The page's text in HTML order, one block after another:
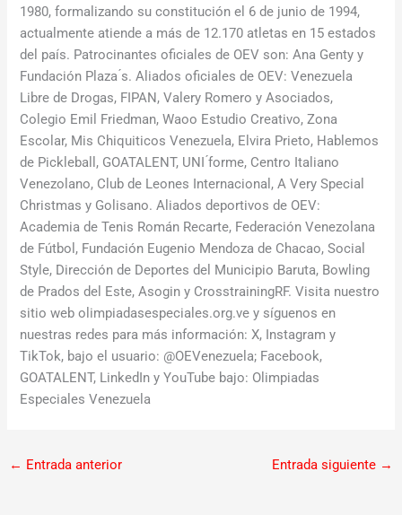
1980, formalizando su constitución el 6 de junio de 1994,
actualmente atiende a más de 12.170 atletas en 15 estados
del país. Patrocinantes oficiales de OEV son: Ana Genty y
Fundación Plaza ́s. Aliados oficiales de OEV: Venezuela
Libre de Drogas, FIPAN, Valery Romero y Asociados,
Colegio Emil Friedman, Waoo Estudio Creativo, Zona
Escolar, Mis Chiquiticos Venezuela, Elvira Prieto, Hablemos
de Pickleball, GOATALENT, UNI ́forme, Centro Italiano
Venezolano, Club de Leones Internacional, A Very Special
Christmas y Golisano. Aliados deportivos de OEV:
Academia de Tenis Román Recarte, Federación Venezolana
de Fútbol, Fundación Eugenio Mendoza de Chacao, Social
Style, Dirección de Deportes del Municipio Baruta, Bowling
de Prados del Este, Asogin y CrosstrainingRF. Visita nuestro
sitio web olimpiadasespeciales.org.ve y síguenos en
nuestras redes para más información: X, Instagram y
TikTok, bajo el usuario: @OEVenezuela; Facebook,
GOATALENT, LinkedIn y YouTube bajo: Olimpiadas
Especiales Venezuela
← Entrada anterior Entrada siguiente →